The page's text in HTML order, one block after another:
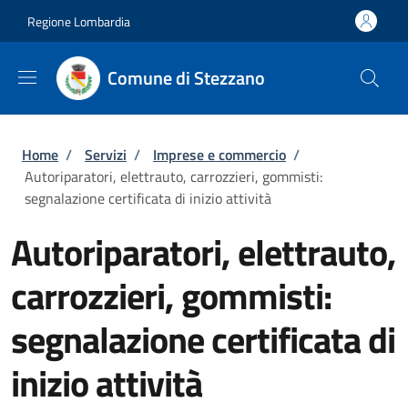
Regione Lombardia
Comune di Stezzano
Briciole di pane
Home / Servizi / Imprese e commercio /
Autoriparatori, elettrauto, carrozzieri, gommisti:
segnalazione certificata di inizio attività
Autoriparatori, elettrauto,
carrozzieri, gommisti:
segnalazione certificata di
inizio attività